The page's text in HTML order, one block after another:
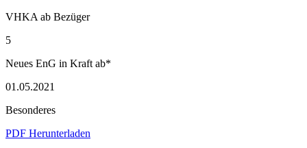
VHKA ab Bezüger
5
Neues EnG in Kraft ab*
01.05.2021
Besonderes
PDF Herunterladen